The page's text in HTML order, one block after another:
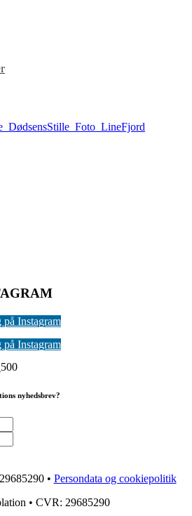
på Instagram
på Instagram
nyhedsbrev?
• Persondata og cookiepolitik
• CVR: 29685290